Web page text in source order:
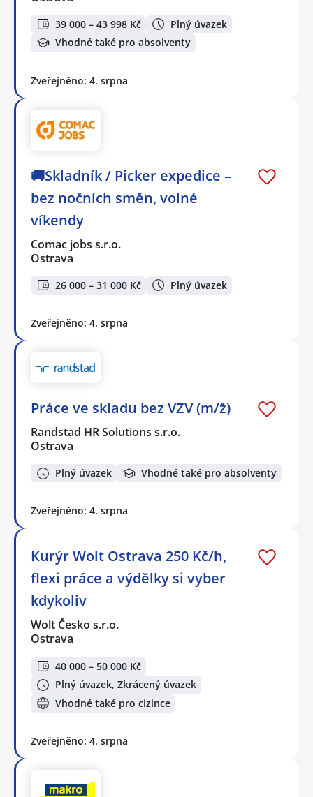
39 000 – 43 998 Kč
Plný úvazek
Vhodné také pro absolventy
Zveřejněno: 4. srpna
🚚Skladník / Picker expedice –
bez nočních směn, volné
víkendy
Comac jobs s.r.o.
Ostrava
26 000 – 31 000 Kč Plný úvazek
Zveřejněno: 4. srpna
Práce ve skladu bez VZV (m/ž)
Randstad HR Solutions s.r.o.
Ostrava
Plný úvazek Vhodné také pro absolventy
Zveřejněno: 4. srpna
Kurýr Wolt Ostrava 250 Kč/h,
flexi práce a výdělky si vyber
kdykoliv
Wolt Česko s.r.o.
Ostrava
40 000 – 50 000 Kč
Plný úvazek, Zkrácený úvazek
Vhodné také pro cizince
Zveřejněno: 4. srpna